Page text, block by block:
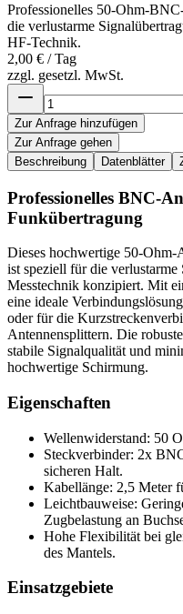
Professionelles 50-Ohm-
die verlustarme
HF-Technik.
2,00 € / Tag
zzgl. gesetzl. MwSt.
Zur Anfrage hinzufügen
Zur Anfrage gehen
Beschreibung
Datenblätter
Professionelles BNC-
Funkübertragung
Dieses hochwertige 50-
ist speziell für die
Messtechnik konzipiert. Mit
eine ideale
oder für die
Antennensplittern. Die
stabile Signalqualität und
hochwertige Schirmung.
Eigenschaften
Wellenwiderstand: 50
Steckverbinder: 2x
sicheren Halt.
Kabellänge: 2,5 Meter
Leichtbauweise:
Zugbelastung an
Hohe Flexibilität bei
des Mantels.
Einsatzgebiete